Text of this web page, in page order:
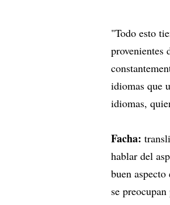
"Todo esto
provenientes
idiomas que
idiomas,
Facha:
hablar del
buen
se